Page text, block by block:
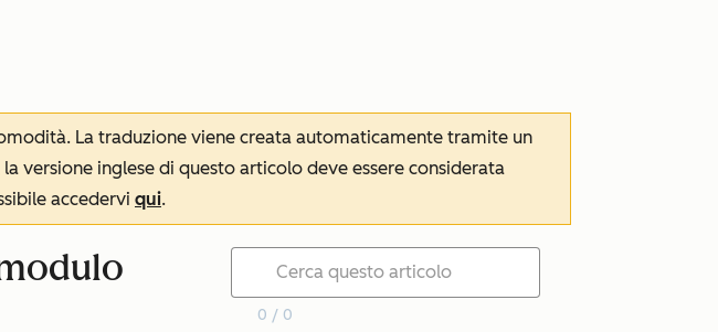
La traduzione viene creata automaticamente tramite un
versione inglese di questo articolo deve essere considerata
accedervi qui.
0 / 0